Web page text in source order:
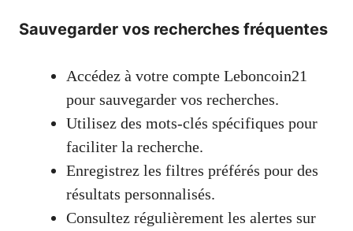
Sauvegarder vos recherches fréquentes
Accédez à votre compte Leboncoin21
pour sauvegarder vos recherches.
Utilisez des mots-clés spécifiques pour
faciliter la recherche.
Enregistrez les filtres préférés pour des
résultats personnalisés.
Consultez régulièrement les alertes sur